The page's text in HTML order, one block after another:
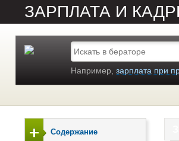
ЗАРПЛАТА И
Например, зарплата при
Содержание